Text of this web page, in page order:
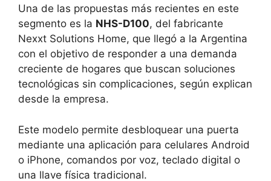
Una de las propuestas más recientes en este
segmento es la NHS-D100, del fabricante
Nexxt Solutions Home, que llegó a la Argentina
con el objetivo de responder a una demanda
creciente de hogares que buscan soluciones
tecnológicas sin complicaciones, según explican
desde la empresa.
Este modelo permite desbloquear una puerta
mediante una aplicación para celulares Android
o iPhone, comandos por voz, teclado digital o
una llave física tradicional.